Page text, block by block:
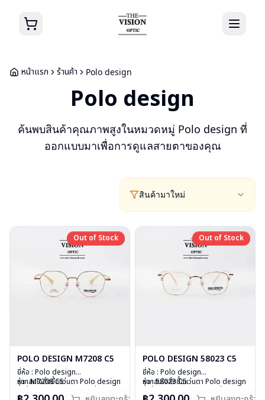
หน้าแรก ร้านค้า Polo design
Polo design
ค้นพบสินค้าคุณภาพสูงในหมวดหมู่ Polo design ที่
ออกแบบมาเพื่อการดูแลสายตาของคุณ
สินค้ามาใหม่
Out of Stock
Out of Stock
POLO DESIGN M7208 C5
ยี่ห้อ : Polo design
รุ่น : M7208 C5
หากสนใจสั่งชื้อแว่นตา Polo design
Out of Stock
Out of Stock
POLO DESIGN 58023 C5
ยี่ห้อ : Polo design
รุ่น : 58023 C5
หากสนใจสั่งชื้อแว่นตา Polo design